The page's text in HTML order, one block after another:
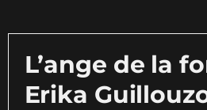
L’ange de la
Erika